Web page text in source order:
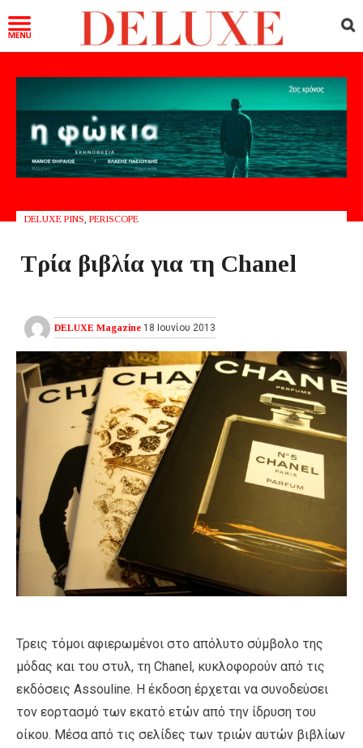
DELUXE PINS PERISCOPE
Τρία βιβλία για τη Chanel
DELUXE Magazine 18 Ιουνίου 2013
Τρεις τόμοι αφιερωμένοι στο απόλυτο σύμβολο της
μόδας και του στυλ, τη Chanel, κυκλοφορούν από τις
εκδόσεις Assouline. Η έκδοση έρχεται να συνοδεύσει
τον εορτασμό των εκατό ετών από την ίδρυση του
οίκου. Μέσα από τις σελίδες των τριών αυτών βιβλίων